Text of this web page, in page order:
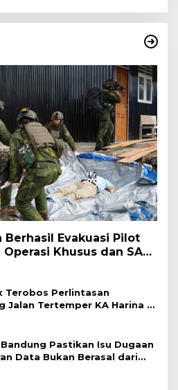
Berhasil Evakuasi Pilot
Operasi Khusus dan SAR
Terobos Perlintasan
Jalan Tertemper KA Harina di
Poncol-Jrakah Semarang
Pastikan Isu Dugaan
Data Bukan Berasal dari